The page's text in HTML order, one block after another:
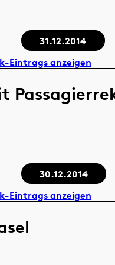
31.12.2014
Eintrags anzeigen
30.12.2014
Eintrags anzeigen